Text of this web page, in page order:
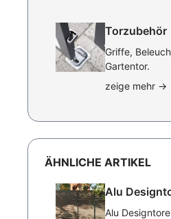
Torzubehör
Griffe,
Gartentor.
zeige mehr →
ÄHNLICHE ARTIKEL
Alu
Alu